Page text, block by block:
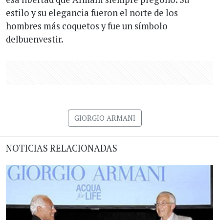
estilo y su elegancia fueron el norte de los
hombres más coquetos y fue un símbolo
delbuenvestir.
GIORGIO ARMANI
NOTICIAS RELACIONADAS